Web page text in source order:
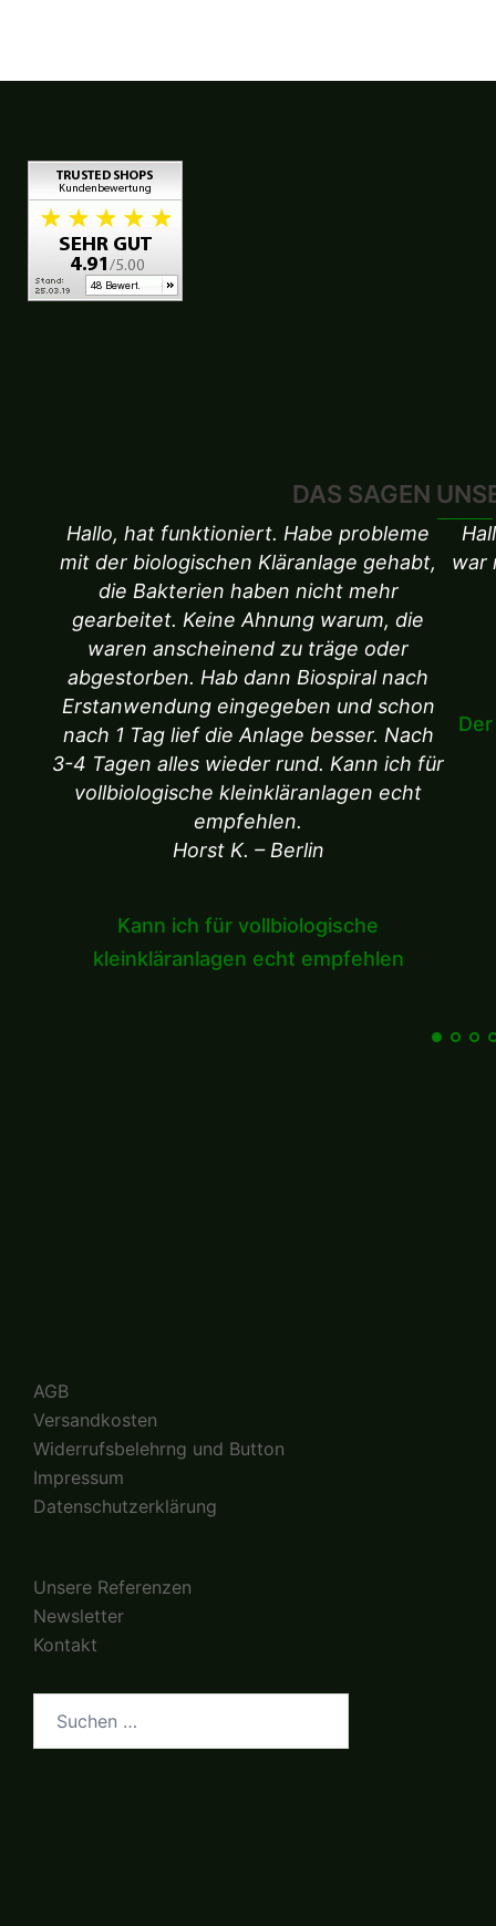
DAS SAGEN
Hallo, hat funktioniert. Habe probleme
mit der biologischen Kläranlage gehabt,
die Bakterien haben nicht mehr
gearbeitet. Keine Ahnung warum, die
waren anscheinend zu träge oder
abgestorben. Hab dann Biospiral nach
Erstanwendung eingegeben und schon
nach 1 Tag lief die Anlage besser. Nach
3-4 Tagen alles wieder rund. Kann ich für
vollbiologische kleinkläranlagen echt
empfehlen.
Horst K. – Berlin
Kann ich für vollbiologische
kleinkläranlagen echt empfehlen
war
AGB
Versandkosten
Widerrufsbelehrng und Button
Impressum
Datenschutzerklärung
Unsere Referenzen
Newsletter
Kontakt
nach: